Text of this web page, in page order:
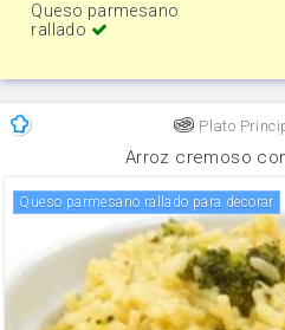
Queso parmesano
rallado
Plato
Arroz cremoso
Queso parmesano rallado para decorar